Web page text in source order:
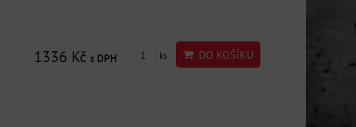
1336 Kč s DPH ks DO KOŠÍKU